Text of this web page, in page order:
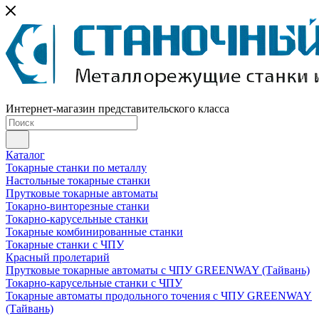
Интернет-магазин представительского класса
Каталог
Токарные станки по металлу
Настольные токарные станки
Прутковые токарные автоматы
Токарно-винторезные станки
Токарно-карусельные станки
Токарные комбинированные станки
Токарные станки с ЧПУ
Красный пролетарий
Прутковые токарные автоматы с ЧПУ GREENWAY (Тайвань)
Токарно-карусельные станки с ЧПУ
Токарные автоматы продольного точения с ЧПУ GREENWAY
(Тайвань)